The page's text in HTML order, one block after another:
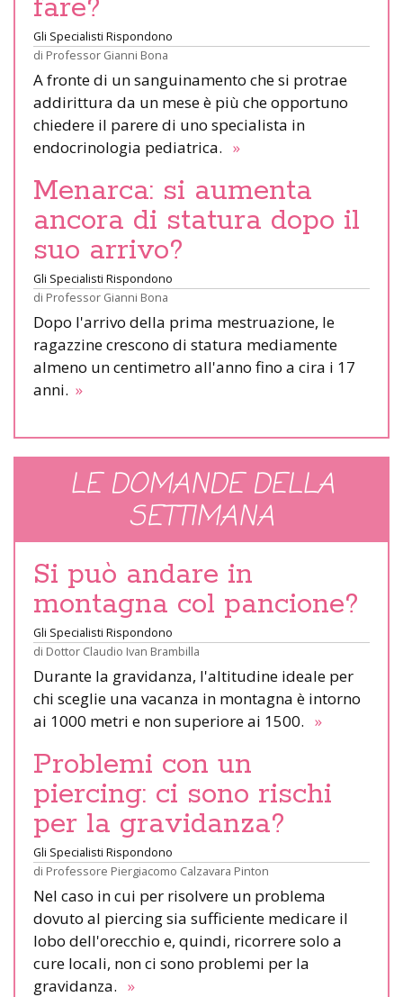
fare?
Gli Specialisti Rispondono
di Professor Gianni Bona
A fronte di un sanguinamento che si protrae
addirittura da un mese è più che opportuno
chiedere il parere di uno specialista in
endocrinologia pediatrica. »
Menarca: si aumenta
ancora di statura dopo il
suo arrivo?
Gli Specialisti Rispondono
di Professor Gianni Bona
Dopo l'arrivo della prima mestruazione, le
ragazzine crescono di statura mediamente
almeno un centimetro all'anno fino a cira i 17
anni. »
LE DOMANDE DELLA
SETTIMANA
Si può andare in
montagna col pancione?
Gli Specialisti Rispondono
di Dottor Claudio Ivan Brambilla
Durante la gravidanza, l'altitudine ideale per
chi sceglie una vacanza in montagna è intorno
ai 1000 metri e non superiore ai 1500. »
Problemi con un
piercing: ci sono rischi
per la gravidanza?
Gli Specialisti Rispondono
di Professore Piergiacomo Calzavara Pinton
Nel caso in cui per risolvere un problema
dovuto al piercing sia sufficiente medicare il
lobo dell'orecchio e, quindi, ricorrere solo a
cure locali, non ci sono problemi per la
gravidanza. »